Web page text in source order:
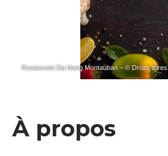
Restaurant Da Nang Montauban – © Droits libres
À propos